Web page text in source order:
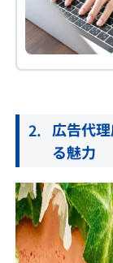
広告代
る魅力